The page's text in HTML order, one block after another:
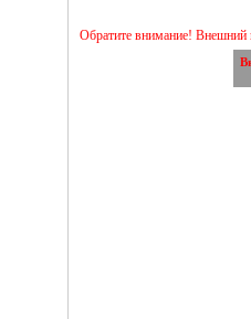
Обратите внимание! Внешний